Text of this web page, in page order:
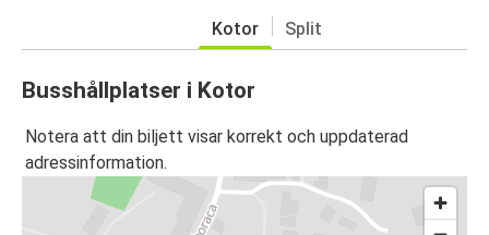
Kotor Split
Busshållplatser i Kotor
Notera att din biljett visar korrekt och uppdaterad
adressinformation.